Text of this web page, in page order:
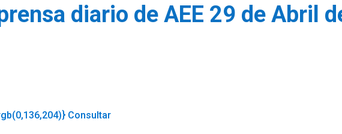
diario de AEE 29 de Abril
Consultar